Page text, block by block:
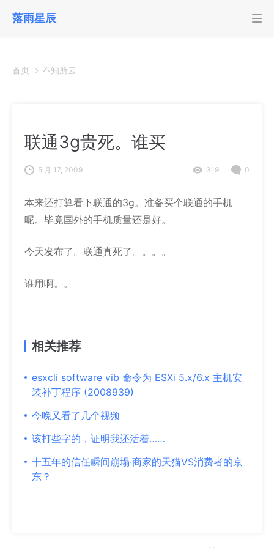
落雨星辰
首页 不知所云
联通3g贵死。谁买
5 月 17, 2009 319 0
本来还打算看下联通的3g。准备买个联通的手机
呢。毕竟国外的手机质量还是好。
今天发布了。联通真死了。。。。
谁用啊。。
相关推荐
esxcli software vib 命令为 ESXi 5.x/6.x 主机安
装补丁程序 (2008939)
今晚又看了几个视频
该打些字的，证明我还活着……
十五年的信任瞬间崩塌·商家的天猫VS消费者的京
东？